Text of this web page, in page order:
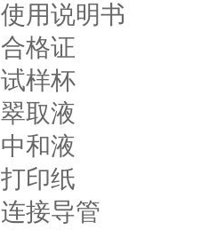
使用说明书
合格证
试样杯
翠取液
中和液
打印纸
连接导管